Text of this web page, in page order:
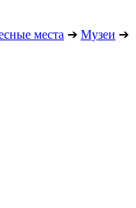
места ➔ Музеи ➔